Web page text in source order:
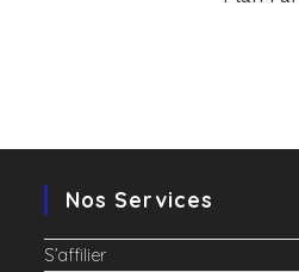
Nos Services
S’affilier